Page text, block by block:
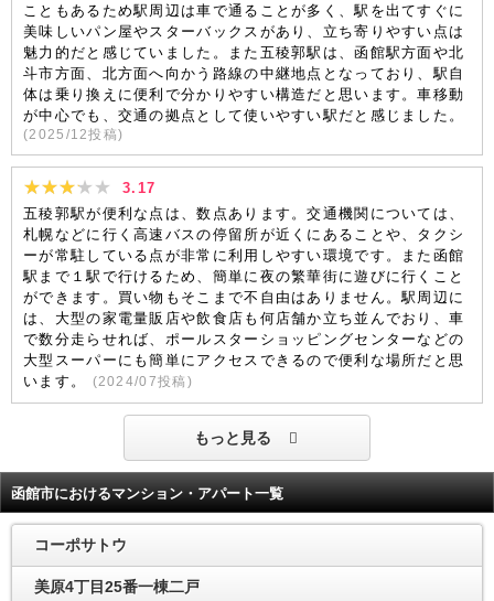
こともあるため駅周辺は車で通ることが多く、駅を出てすぐに
美味しいパン屋やスターバックスがあり、立ち寄りやすい点は
魅力的だと感じていました。また五稜郭駅は、函館駅方面や北
斗市方面、北方面へ向かう路線の中継地点となっており、駅自
体は乗り換えに便利で分かりやすい構造だと思います。車移動
が中心でも、交通の拠点として使いやすい駅だと感じました。
(2025/12投稿)
3.17
五稜郭駅が便利な点は、数点あります。交通機関については、
札幌などに行く高速バスの停留所が近くにあることや、タクシ
ーが常駐している点が非常に利用しやすい環境です。また函館
駅まで１駅で行けるため、簡単に夜の繁華街に遊びに行くこと
ができます。買い物もそこまで不自由はありません。駅周辺に
は、大型の家電量販店や飲食店も何店舗か立ち並んでおり、車
で数分走らせれば、ポールスターショッピングセンターなどの
大型スーパーにも簡単にアクセスできるので便利な場所だと思
います。
(2024/07投稿)
もっと見る
函館市におけるマンション・アパート一覧
コーポサトウ
美原4丁目25番一棟二戸